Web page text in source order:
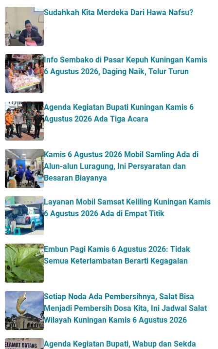
Sudahkah Kita Merdeka Dari Hawa Nafsu?
Info Sembako di Pasar Kepuh Kuningan Kamis
6 Agustus 2026, Daging Naik, Telur Turun
Agenda Kegiatan Bupati Kuningan Kamis 6
Agustus 2026 Ada Tiga Acara
Kamis 6 Agustus 2026 Mobil Samling Ada di
Alun-alun Luragung, Ini Persyaratan dan
Besaran Biayanya
Layanan Mobil Samsat Keliling Kuningan Kamis
6 Agustus 2026 Ada di Empat Titik
Embun Pagi Kamis 6 Agustus 2026: Tidak
Semua Keterlambatan Berarti Kegagalan
Setiap Noda Ada Pembersihnya, Salat Bisa
Menjadi Pembersih Dosa Kita, Ini Jadwal Salat
Wilayah Kuningan Kamis 6 Agustus 2026
Agenda Kegiatan Bupati, Wabup dan Sekda